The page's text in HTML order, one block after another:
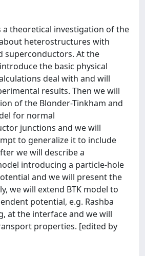
a theoretical investigation of the
heterostructures with
superconductors. At the
the basic physical
deal with and will
results. Then we will
of the Blonder-Tinkham and
for normal
junctions and we will
to generalize it to include
we will describe a
introducing a particle-hole
and we will present the
we will extend BTK model to
potential, e.g. Rashba
at the interface and we will
properties. [edited by